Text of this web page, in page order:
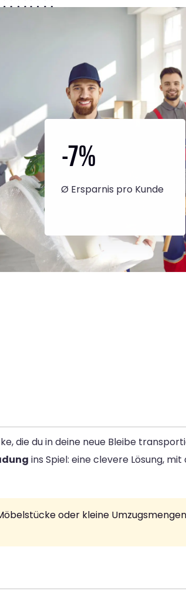
-7%
Ø Ersparnis pro Kunde
die du in deine neue Bleibe
ins Spiel: eine clevere Lösung,
oder kleine Umzugsmengen